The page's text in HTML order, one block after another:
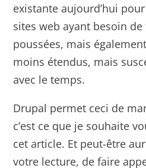
existante aujourd’hui
sites web ayant besoin
poussées, mais
moins étendus, mais
avec le temps.
Drupal permet ceci de
c’est ce que je souhaite
cet article. Et peut-être
votre lecture, de faire